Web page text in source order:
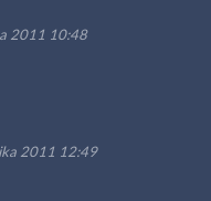
2011 10:48
2011 12:49